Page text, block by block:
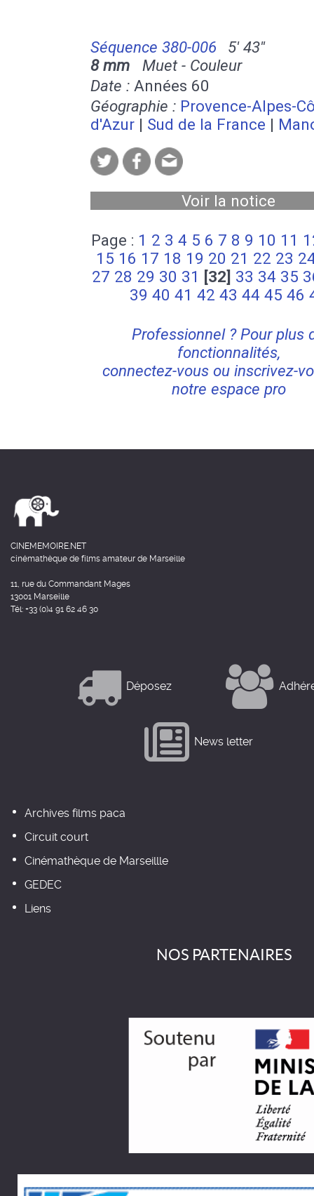
Séquence 380-006
5' 43''
8 mm Muet - Couleur
Date : Années 60
Géographie : Provence-Alpes-
d'Azur | Sud de la France |
Voir la notice
Page : 1 2 3 4 5 6 7 8 9 10 11
15 16 17 18 19 20 21 22 23
27 28 29 30 31 [32] 33 34 35
39 40 41 42 43 44 45 46
Professionnel ? Pour plus
fonctionnalités,
connectez-vous ou inscrivez-
notre espace pro
CINEMEMOIRE.NET
cinémathèque de films amateur de Marseille
11, rue du Commandant Mages
13001 Marseille
Tél: +33 (0)4 91 62 46 30
Déposez
News letter
Archives films paca
Circuit court
Cinémathèque de Marseillle
GEDEC
Liens
NOS PARTENAIRES